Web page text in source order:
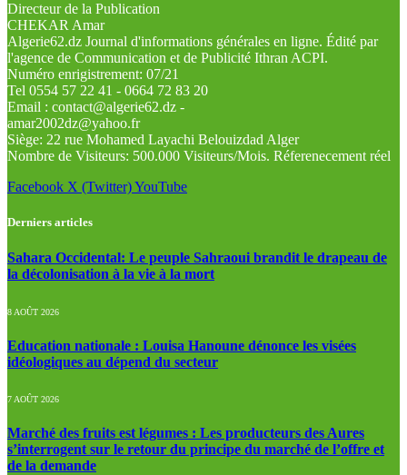
Directeur de la Publication
CHEKAR Amar
Algerie62.dz Journal d'informations générales en ligne. Édité par
l'agence de Communication et de Publicité Ithran ACPI.
Numéro enrigistrement: 07/21
Tel 0554 57 22 41 - 0664 72 83 20
Email : contact@algerie62.dz -
amar2002dz@yahoo.fr
Siège: 22 rue Mohamed Layachi Belouizdad Alger
Nombre de Visiteurs: 500.000 Visiteurs/Mois. Réferenecement réel
Facebook X (Twitter)YouTube
Derniers articles
Sahara Occidental: Le peuple Sahraoui brandit le drapeau de
la décolonisation à la vie à la mort
8 AOÛT 2026
Education nationale : Louisa Hanoune dénonce les visées
idéologiques au dépend du secteur
7 AOÛT 2026
Marché des fruits est légumes : Les producteurs des Aures
s’interrogent sur le retour du principe du marché de l’offre et
de la demande